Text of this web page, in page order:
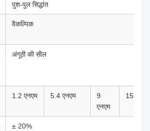
पुश-पुल सिद्धांत
वैकल्पिक
अंगूठी की सील
1.2 एनएम 5.4 एनएम
9
एनएम
15.5
± 20%